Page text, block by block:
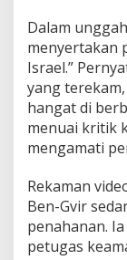
Dalam
menyertakan
Israel.”
yang
hangat di
menuai kritik
mengamati
Rekaman
Ben-Gvir
penahanan.
petugas